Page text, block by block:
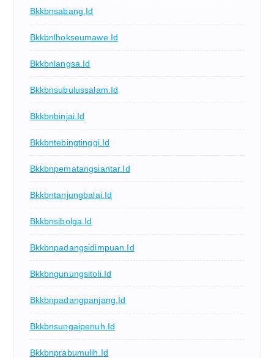
Bkkbnsabang.id
Bkkbnlhokseumawe.id
Bkkbnlangsa.id
Bkkbnsubulussalam.id
Bkkbnbinjai.id
Bkkbntebingtinggi.id
Bkkbnpematangsiantar.id
Bkkbntanjungbalai.id
Bkkbnsibolga.id
Bkkbnpadangsidimpuan.id
Bkkbngunungsitoli.id
Bkkbnpadangpanjang.id
Bkkbnsungaipenuh.id
Bkkbnprabumulih.id